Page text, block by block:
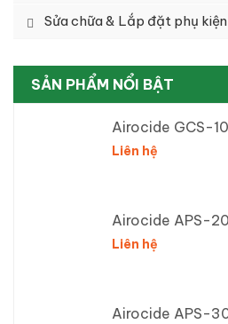
Sửa chữa & Lắp đặt phụ kiện
SẢN PHẨM NỔI BẬT
Airocide GCS-
Liên hệ
Airocide APS-
Liên hệ
Airocide APS-